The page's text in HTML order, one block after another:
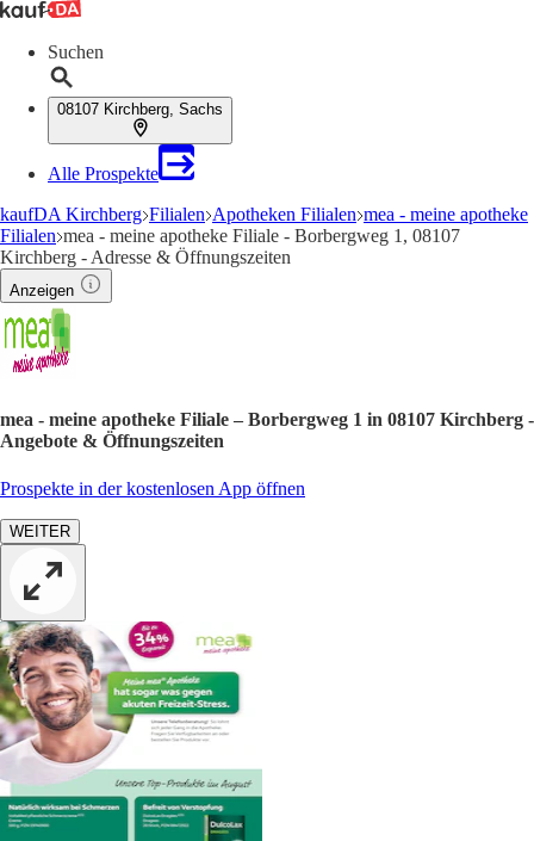
Suchen
08107 Kirchberg, Sachs
Alle Prospekte
kaufDA Kirchberg Filialen Apotheken Filialen mea - meine apotheke
Filialen mea - meine apotheke Filiale - Borbergweg 1, 08107
Kirchberg - Adresse & Öffnungszeiten
Anzeigen
mea - meine apotheke Filiale – Borbergweg 1 in 08107 Kirchberg -
Angebote & Öffnungszeiten
Prospekte in der kostenlosen App öffnen
WEITER